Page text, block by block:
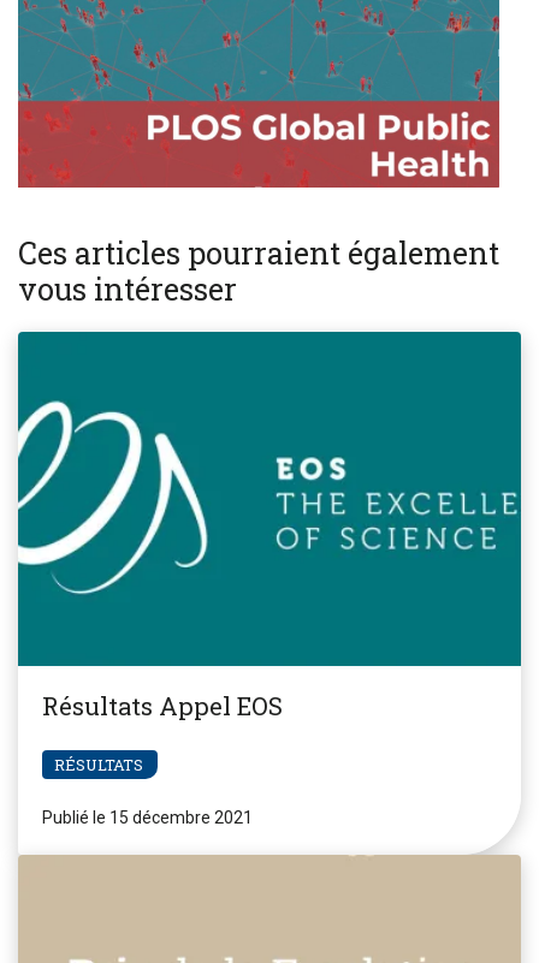
Ces articles pourraient également
vous intéresser
Résultats Appel EOS
RÉSULTATS
Publié le 15 décembre 2021